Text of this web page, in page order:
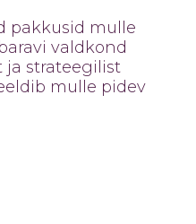
pakkusid mulle
valdkond
ja strateegilist
mulle pidev